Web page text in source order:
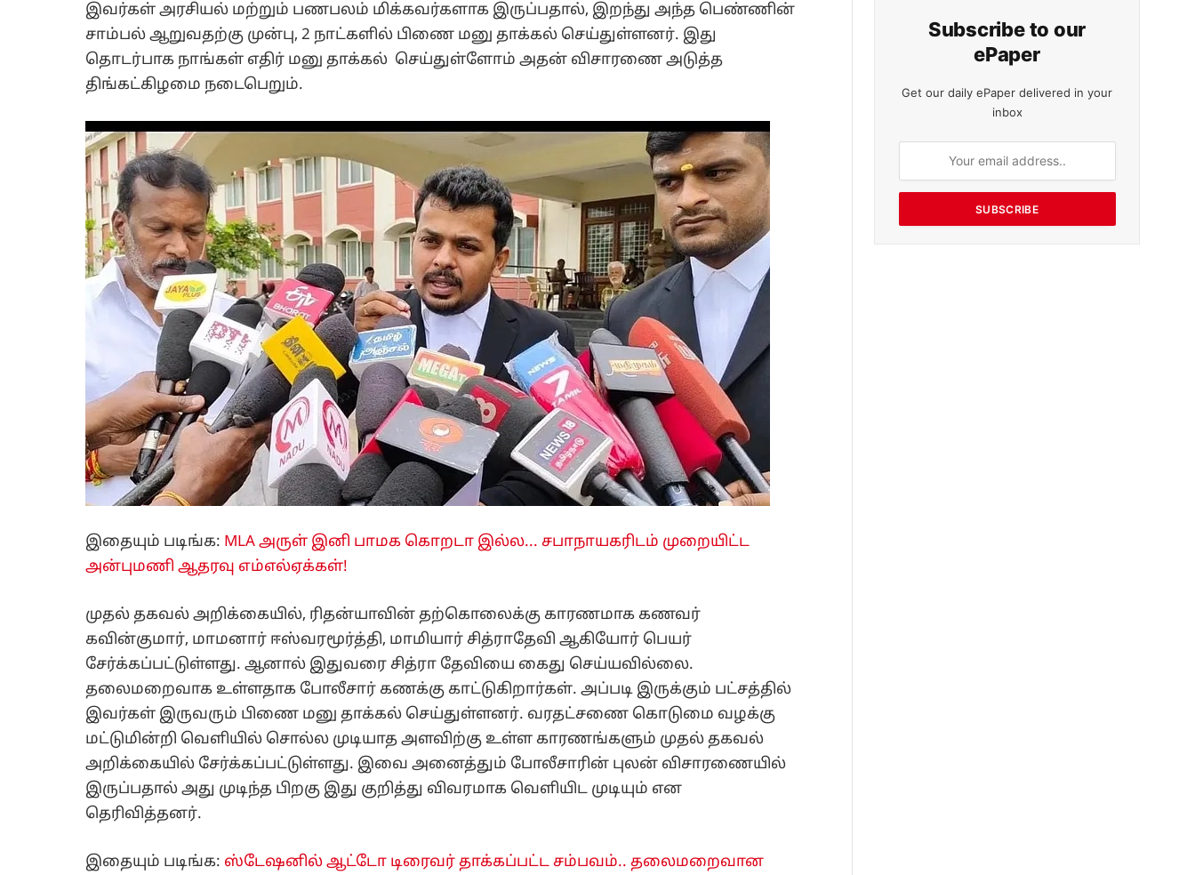
இவர்கள் அரசியல் மற்றும் பணபலம் மிக்கவர்களாக இருப்பதால், இறந்து அந்த பெண்ணின்
சாம்பல் ஆறுவதற்கு முன்பு, 2 நாட்களில் பிணை மனு தாக்கல் செய்துள்ளனர். இது
தொடர்பாக நாங்கள் எதிர் மனு தாக்கல் செய்துள்ளோம் அதன் விசாரணை அடுத்த
திங்கட்கிழமை நடைபெறும்.
இதையும் படிங்க: MLA அருள் இனி பாமக கொறடா இல்ல... சபாநாயகரிடம் முறையிட்ட
அன்புமணி ஆதரவு எம்எல்ஏக்கள்!
முதல் தகவல் அறிக்கையில், ரிதன்யாவின் தற்கொலைக்கு காரணமாக கணவர்
கவின்குமார், மாமனார் ஈஸ்வரமூர்த்தி, மாமியார் சித்ராதேவி ஆகியோர் பெயர்
சேர்க்கப்பட்டுள்ளது. ஆனால் இதுவரை சித்ரா தேவியை கைது செய்யவில்லை.
தலைமறைவாக உள்ளதாக போலீசார் கணக்கு காட்டுகிறார்கள். அப்படி இருக்கும் பட்சத்தில்
இவர்கள் இருவரும் பிணை மனு தாக்கல் செய்துள்ளனர். வரதட்சணை கொடுமை வழக்கு
மட்டுமின்றி வெளியில் சொல்ல முடியாத அளவிற்கு உள்ள காரணங்களும் முதல் தகவல்
அறிக்கையில் சேர்க்கப்பட்டுள்ளது. இவை அனைத்தும் போலீசாரின் புலன் விசாரணையில்
இருப்பதால் அது முடிந்த பிறகு இது குறித்து விவரமாக வெளியிட முடியும் என
தெரிவித்தனர்.
இதையும் படிங்க: ஸ்டேஷனில் ஆட்டோ டிரைவர் தாக்கப்பட்ட சம்பவம்.. தலைமறைவான
Subscribe to our
ePaper
Get our daily ePaper delivered in your
inbox
SUBSCRIBE